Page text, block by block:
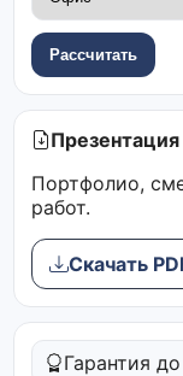
Рассчитать
Портфолио,
работ.
Скачать
Гарантия